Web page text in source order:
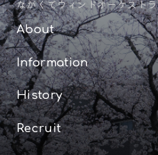
ながくてウィンドオーケストラ
About
Information
History
Recruit